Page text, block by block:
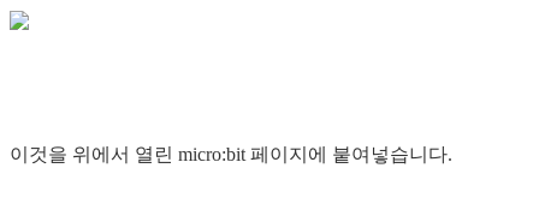
이것을 위에서 열린 micro:bit 페이지에 붙여넣습니다.